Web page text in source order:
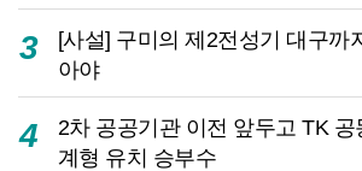
3
[사설] 구미의 제2전성기 대구까
아야
4
2차 공공기관 이전 앞두고 TK
계형 유치 승부수